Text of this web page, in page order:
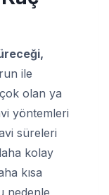
ile
çok olan ya
yöntemleri
süreleri
kolay
kısa